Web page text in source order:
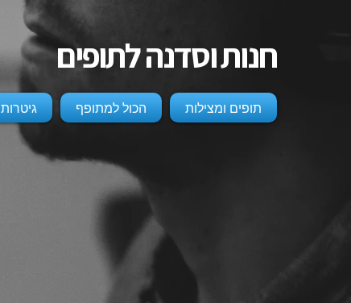
חנות וסדנה לתופים
תופים ומצילות הכול למתופף גיטרות